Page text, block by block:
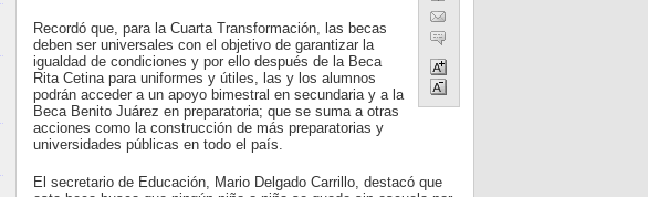
Recordó que, para la Cuarta Transformación, las becas
deben ser universales con el objetivo de garantizar la
igualdad de condiciones y por ello después de la Beca
Rita Cetina para uniformes y útiles, las y los alumnos
podrán acceder a un apoyo bimestral en secundaria y a la
Beca Benito Juárez en preparatoria; que se suma a otras
acciones como la construcción de más preparatorias y
universidades públicas en todo el país.
El secretario de Educación, Mario Delgado Carrillo, destacó que